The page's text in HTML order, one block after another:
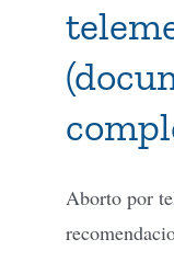
Aborto por